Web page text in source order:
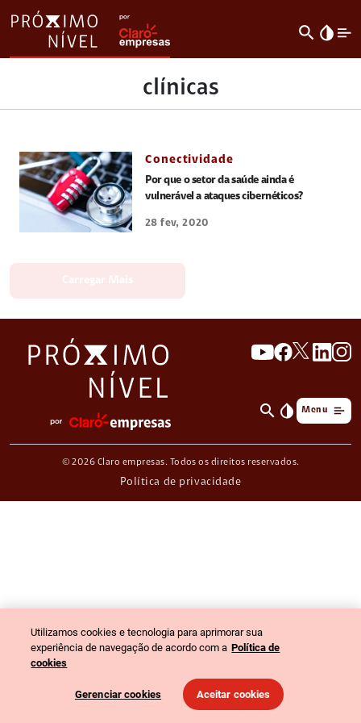
search invert_colors
clínicas
Conectividade
Por que o setor da saúde ainda é
vulnerável a ataques cibernéticos?
28 fev, 2020
search invert_colors Menu
© 2026 Claro empresas. Todos os direitos reservados.
Política de privacidade
Utilizamos cookies e tecnologia para aprimorar sua
experiência de navegação de acordo com a Política de
cookies
Gerenciar cookies Aceitar cookies